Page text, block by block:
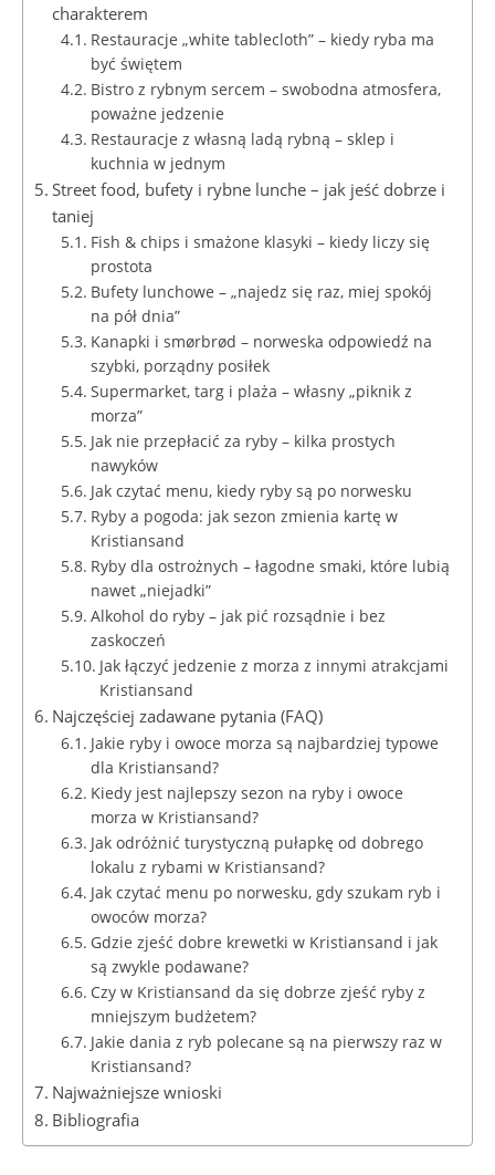
charakterem
Restauracje „white tablecloth” – kiedy ryba ma
być świętem
Bistro z rybnym sercem – swobodna atmosfera,
poważne jedzenie
Restauracje z własną ladą rybną – sklep i
kuchnia w jednym
Street food, bufety i rybne lunche – jak jeść dobrze i
taniej
Fish & chips i smażone klasyki – kiedy liczy się
prostota
Bufety lunchowe – „najedz się raz, miej spokój
na pół dnia”
Kanapki i smørbrød – norweska odpowiedź na
szybki, porządny posiłek
Supermarket, targ i plaża – własny „piknik z
morza”
Jak nie przepłacić za ryby – kilka prostych
nawyków
Jak czytać menu, kiedy ryby są po norwesku
Ryby a pogoda: jak sezon zmienia kartę w
Kristiansand
Ryby dla ostrożnych – łagodne smaki, które lubią
nawet „niejadki”
Alkohol do ryby – jak pić rozsądnie i bez
zaskoczeń
Jak łączyć jedzenie z morza z innymi atrakcjami
Kristiansand
Najczęściej zadawane pytania (FAQ)
Jakie ryby i owoce morza są najbardziej typowe
dla Kristiansand?
Kiedy jest najlepszy sezon na ryby i owoce
morza w Kristiansand?
Jak odróżnić turystyczną pułapkę od dobrego
lokalu z rybami w Kristiansand?
Jak czytać menu po norwesku, gdy szukam ryb i
owoców morza?
Gdzie zjeść dobre krewetki w Kristiansand i jak
są zwykle podawane?
Czy w Kristiansand da się dobrze zjeść ryby z
mniejszym budżetem?
Jakie dania z ryb polecane są na pierwszy raz w
Kristiansand?
Najważniejsze wnioski
Bibliografia